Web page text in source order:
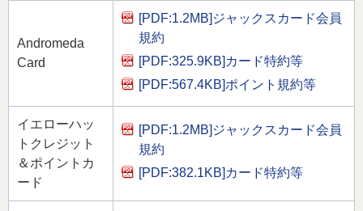
Andromeda
Card
[PDF:1.2MB] ジャックスカード会員
規約
[PDF:325.9KB] カード特約等
[PDF:567.4KB]ポイント規約等
イエローハッ
トクレジット
＆ポイントカ
ード
[PDF:1.2MB] ジャックスカード会員
規約
[PDF:382.1KB] カード特約等